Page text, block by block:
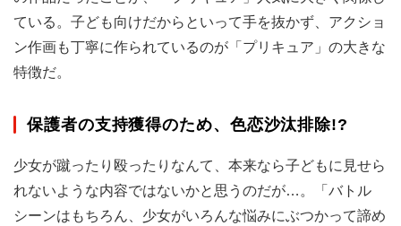
ている。子ども向けだからといって手を抜かず、アクショ
ン作画も丁寧に作られているのが「プリキュア」の大きな
特徴だ。
保護者の支持獲得のため、色恋沙汰排除!?
少女が蹴ったり殴ったりなんて、本来なら子どもに見せら
れないような内容ではないかと思うのだが…。「バトル
シーンはもちろん、少女がいろんな悩みにぶつかって諦め